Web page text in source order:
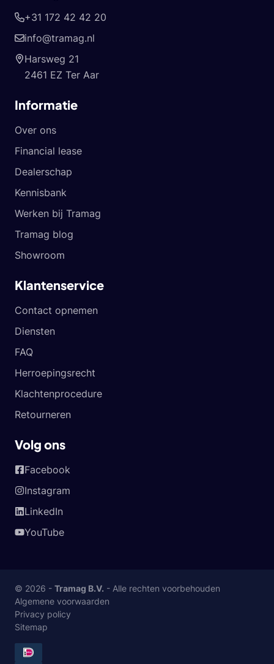
+31 172 42 42 20
info@tramag.nl
Harsweg 21
2461 EZ Ter Aar
Informatie
Over ons
Financial lease
Dealerschap
Kennisbank
Werken bij Tramag
Tramag blog
Showroom
Klantenservice
Contact opnemen
Diensten
FAQ
Herroepingsrecht
Klachtenprocedure
Retourneren
Volg ons
Facebook
Instagram
LinkedIn
YouTube
© 2026 - Tramag B.V. - Alle rechten voorbehouden
Algemene voorwaarden
Privacy policy
Sitemap